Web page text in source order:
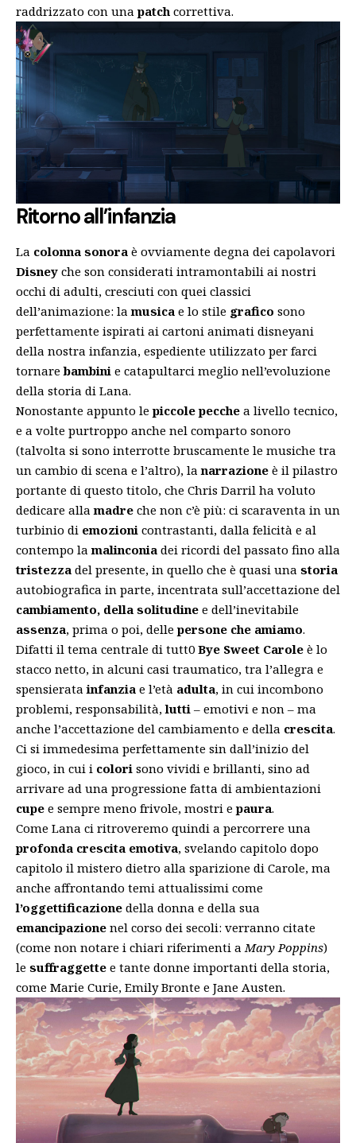
raddrizzato con unapatch correttiva.
Ritorno all’infanzia
La colonna sonora è ovviamente degna dei capolavori
Disney che son considerati intramontabili ai nostri
occhi di adulti, cresciuti con quei classici
dell’animazione: lamusica e lo stile grafico sono
perfettamente ispirati ai cartoni animati disneyani
della nostra infanzia, espediente utilizzato per farci
tornarebambini e catapultarci meglio nell’evoluzione
della storia di Lana.
Nonostante appunto lepiccole pecche a livello tecnico,
e a volte purtroppo anche nel comparto sonoro
(talvolta si sono interrotte bruscamente le musiche tra
un cambio di scena e l’altro), lanarrazione è il pilastro
portante di questo titolo, che Chris Darril ha voluto
dedicare allamadre che non c’è più: ci scaraventa in un
turbinio di emozioni contrastanti, dalla felicità e al
contempo lamalinconia dei ricordi del passato fino alla
tristezza del presente, in quello che è quasi una storia
autobiografica in parte, incentrata sull’accettazione del
cambiamento, della solitudine e dell’inevitabile
assenza, prima o poi, dellepersone che amiamo.
Difatti il tema centrale di tutt0 Bye Sweet Carole è lo
stacco netto, in alcuni casi traumatico, tra l’allegra e
spensieratainfanzia e l’età adulta, in cui incombono
problemi, responsabilità,lutti – emotivi e non – ma
anche l’accettazione del cambiamento e della crescita.
Ci si immedesima perfettamente sin dall’inizio del
gioco, in cui i colori sono vividi e brillanti, sino ad
arrivare ad una progressione fatta di ambientazioni
cupe e sempre meno frivole, mostri epaura.
Come Lana ci ritroveremo quindi a percorrere una
profonda crescita emotiva, svelando capitolo dopo
capitolo il mistero dietro alla sparizione di Carole, ma
anche affrontando temi attualissimi come
l’oggettificazione della donna e della sua
emancipazione nel corso dei secoli: verranno citate
(come non notare i chiari riferimenti a Mary Poppins)
le suffraggette e tante donne importanti della storia,
come Marie Curie, Emily Bronte e Jane Austen.